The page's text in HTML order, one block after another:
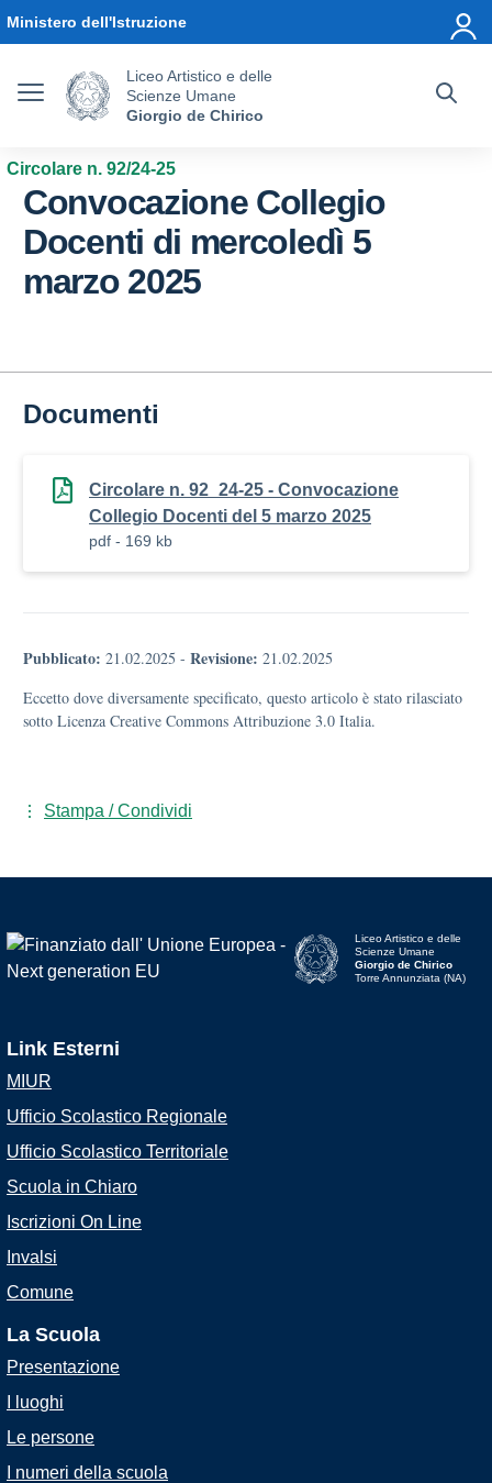
Ministero dell'Istruzione
Liceo Artistico e delle
Scienze Umane
Giorgio de Chirico
Circolare n. 92/24-25
Convocazione Collegio
Docenti di mercoledì 5
marzo 2025
Documenti
Circolare n. 92_24-25 - Convocazione
Collegio Docenti del 5 marzo 2025
pdf - 169 kb
Pubblicato: 21.02.2025 - Revisione: 21.02.2025
Eccetto dove diversamente specificato, questo articolo è stato rilasciato
sotto Licenza Creative Commons Attribuzione 3.0 Italia.
Stampa / Condividi
Liceo Artistico e delle
Scienze Umane
Giorgio de Chirico
Torre Annunziata (NA)
Link Esterni
MIUR
Ufficio Scolastico Regionale
Ufficio Scolastico Territoriale
Scuola in Chiaro
Iscrizioni On Line
Invalsi
Comune
La Scuola
Presentazione
I luoghi
Le persone
I numeri della scuola